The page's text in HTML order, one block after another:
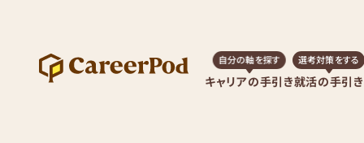
キャリアの手引き
自分の軸を探す
就活の手引き
選考対策をする